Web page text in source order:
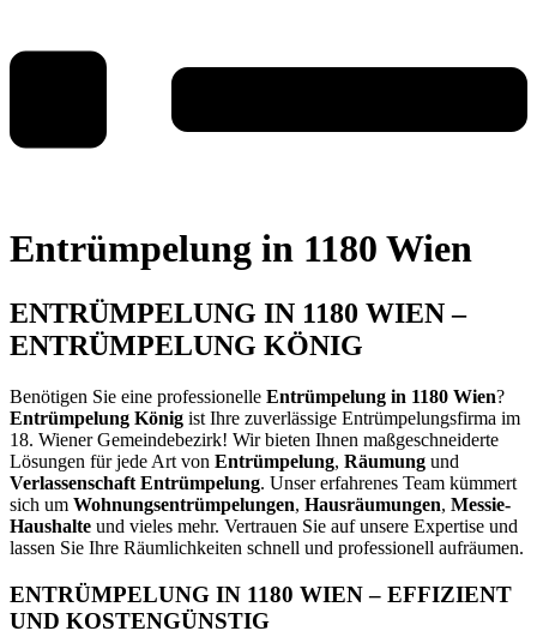
Entrümpelung in 1180 Wien
ENTRÜMPELUNG IN 1180 WIEN –
ENTRÜMPELUNG KÖNIG
Benötigen Sie eine professionelle Entrümpelung in 1180 Wien?
Entrümpelung König ist Ihre zuverlässige Entrümpelungsfirma im
18. Wiener Gemeindebezirk! Wir bieten Ihnen maßgeschneiderte
Lösungen für jede Art von Entrümpelung, Räumung und
Verlassenschaft Entrümpelung. Unser erfahrenes Team kümmert
sich um Wohnungsentrümpelungen, Hausräumungen, Messie-
Haushalte und vieles mehr. Vertrauen Sie auf unsere Expertise und
lassen Sie Ihre Räumlichkeiten schnell und professionell aufräumen.
ENTRÜMPELUNG IN 1180 WIEN – EFFIZIENT
UND KOSTENGÜNSTIG